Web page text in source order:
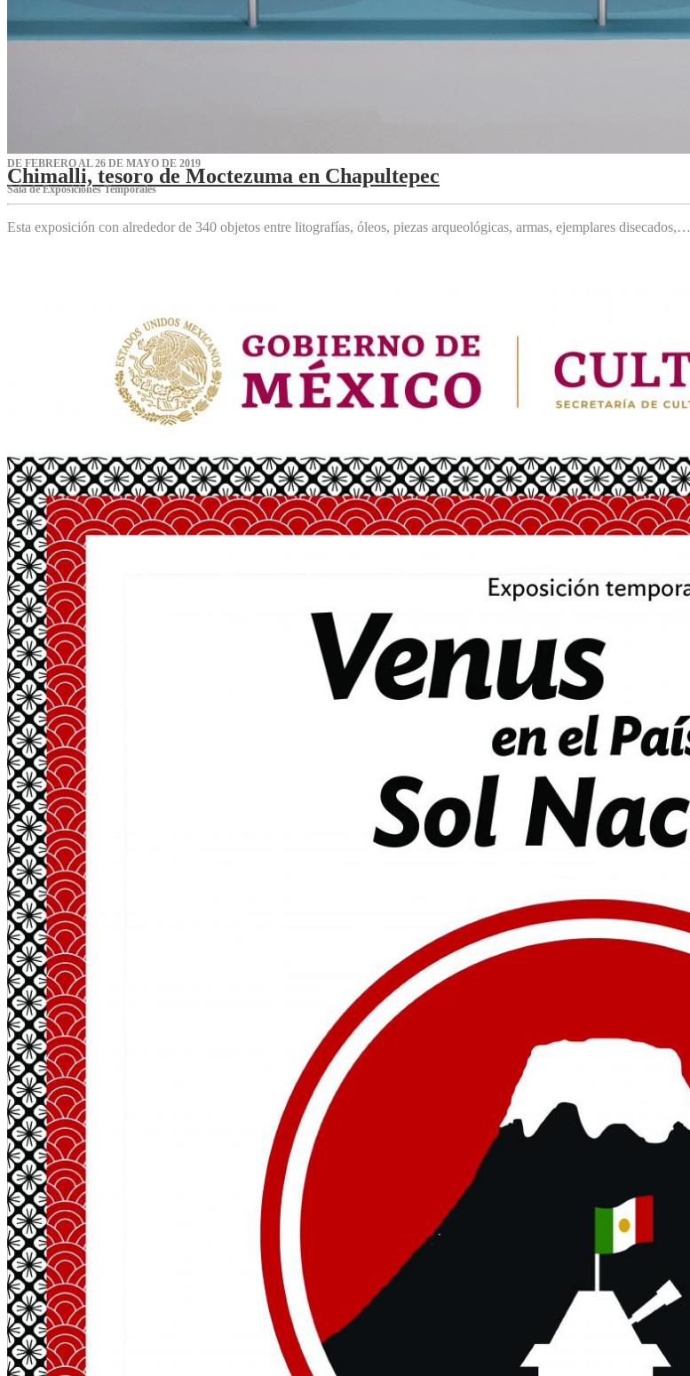
DE FEBRERO AL 26 DE MAYO DE 2019
Chimalli, tesoro de Moctezuma en Chapultepec
Sala de Exposiciones Temporales
Esta exposición con alrededor de 340 objetos entre litografías, óleos, piezas arqueológicas, armas, ejemplares disecados,…